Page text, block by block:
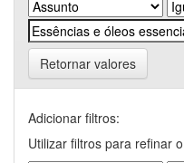
Retornar valores
Adicionar filtros:
Utilizar filtros para refinar